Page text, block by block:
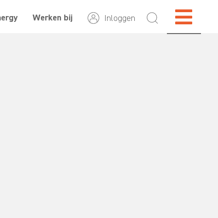
Werken bij Inloggen